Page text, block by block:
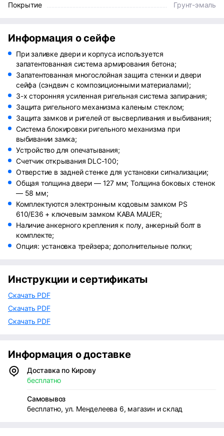
Покрытие
Грунт-эмаль
Информация о сейфе
При заливке двери и корпуса используется
запатентованная система армирования бетона;
Запатентованная многослойная защита стенки и двери
сейфа (сэндвич с композиционными материалами);
3-х сторонняя усиленная ригельная система запирания;
Защита ригельного механизма каленым стеклом;
Защита замков и ригелей от высверливания и выбивания;
Система блокировки ригельного механизма при
выбивании замка;
Устройство для опечатывания;
Счетчик открывания DLC-100;
Отверстие в задней стенке для установки сигнализации;
Общая толщина двери — 127 мм; Толщина боковых стенок
— 58 мм;
Комплектуются электронным кодовым замком PS
610/E36 + ключевым замком KABA MAUER;
Наличие анкерного крепления к полу, анкерный болт в
комплекте;
Опция: установка трейзера; дополнительные полки;
Инструкции и сертификаты
Скачать PDF
Скачать PDF
Скачать PDF
Информация о доставке
Доставка по Кирову
бесплатно
Самовывоз
бесплатно, ул. Менделеева 6, магазин и склад